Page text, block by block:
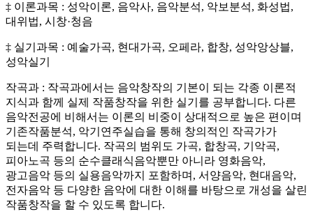
‡ 이론과목 : 성악이론, 음악사, 음악분석, 악보분석, 화성법,
대위법, 시창·청음
‡ 실기과목 : 예술가곡, 현대가곡, 오페라, 합창, 성악앙상블,
성악실기
작곡과 : 작곡과에서는 음악창작의 기본이 되는 각종 이론적
지식과 함께 실제 작품창작을 위한 실기를 공부합니다. 다른
음악전공에 비해서는 이론의 비중이 상대적으로 높은 편이며
기존작품분석, 악기연주실습을 통해 창의적인 작곡가가
되는데 주력합니다. 작곡의 범위도 가곡, 합창곡, 기악곡,
피아노곡 등의 순수클래식음악뿐만 아니라 영화음악,
광고음악 등의 실용음악까지 포함하며, 서양음악, 현대음악,
전자음악 등 다양한 음악에 대한 이해를 바탕으로 개성을 살린
작품창작을 할 수 있도록 합니다.